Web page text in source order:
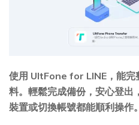
使用 UltFone for LINE，能完
料。輕鬆完成備份，安心登出
裝置或切換帳號都能順利操作。